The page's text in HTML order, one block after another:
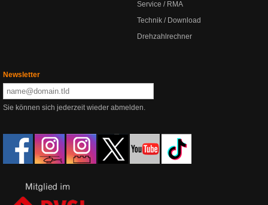
Service / RMA
Technik / Download
Drehzahlrechner
Newsletter
Sie können sich jederzeit wieder abmelden.